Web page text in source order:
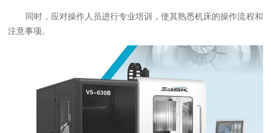
同时，应对操作人员进行专业培训，使其熟悉机床的操作流程和
注意事项。